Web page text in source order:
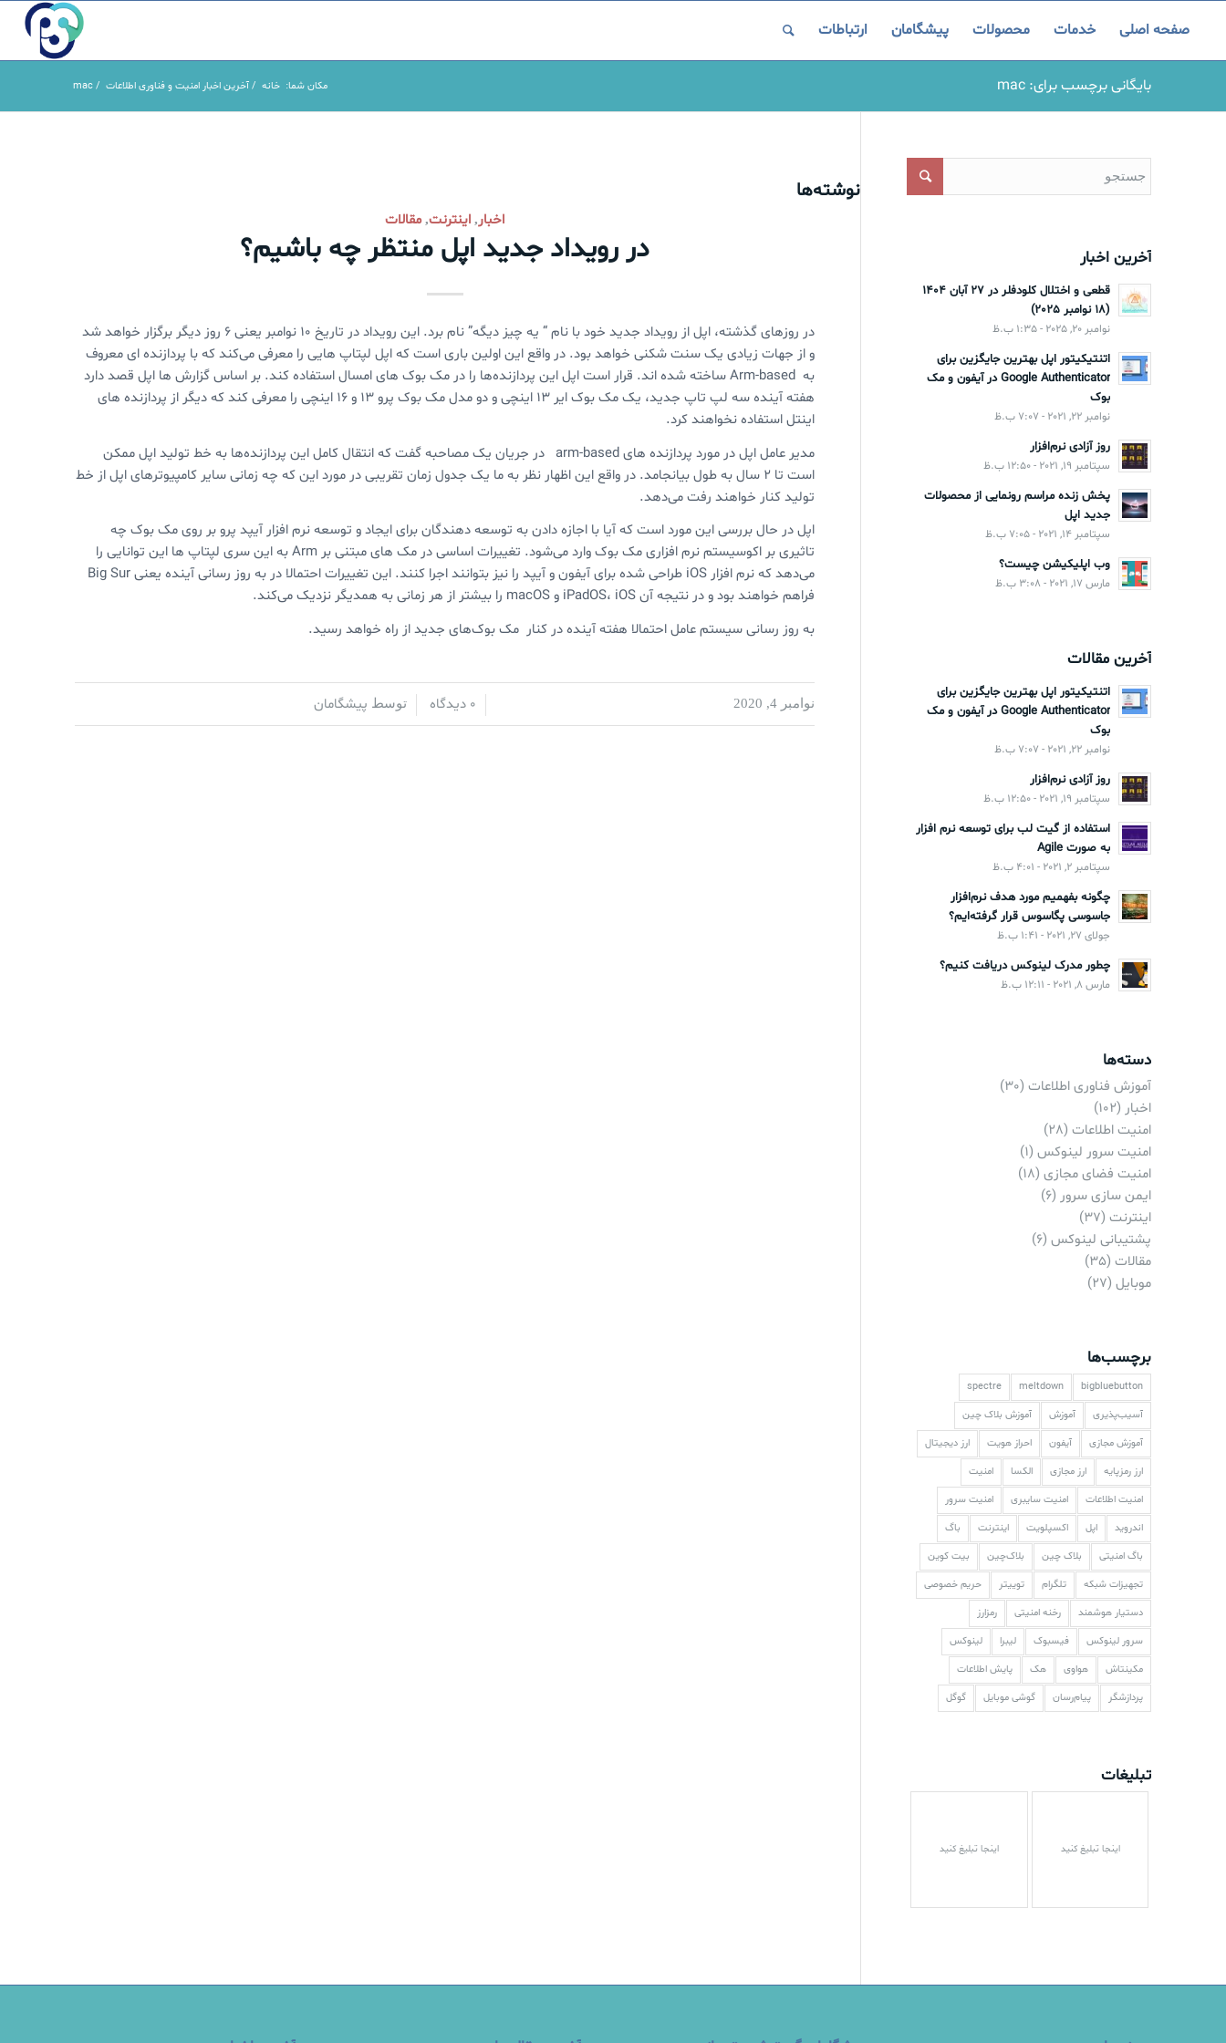
صفحه اصلی خدمات محصولات پیشگامان ارتباطات
بایگانی برچسب برای: mac مکان شما: خانه / آخرین اخبار امنیت و فناوری اطلاعات /
mac
نوشته‌ها
اخبار, اینترنت,مقالات
در رویداد جدید اپل منتظر چه باشیم؟
در روزهای گذشته، اپل از رویداد جدید خود با نام “ یه چیز دیگه” نام برد. این رویداد در تاریخ ۱۰ نوامبر یعنی ۶ روز دیگر برگزار خواهد شد
و از جهات زیادی یک سنت شکنی خواهد بود. در واقع این اولین باری است که اپل لپتاپ هایی را معرفی می‌کند که با پردازنده ای معروف
به Arm-based ساخته شده اند. قرار است اپل این پردازنده‌ها را در مک ‌بوک های امسال استفاده کند. بر اساس گزارش ها اپل قصد دارد
هفته آینده سه لپ تاپ جدید، یک مک بوک ایر ۱۳ اینچی و دو مدل مک بوک پرو ۱۳ و ۱۶ اینچی را معرفی کند که دیگر از پردازنده های
اینتل استفاده نخواهند کرد.
مدیر عامل اپل در مورد پردازنده های arm-based در جریان یک مصاحبه گفت که انتقال کامل این پردازنده‌ها به خط تولید اپل ممکن
است تا ۲ سال به طول بیانجامد. در واقع این اظهار نظر به ما یک جدول زمان تقریبی در مورد این که چه زمانی سایر کامپیوترهای اپل از خط
تولید کنار خواهند رفت می‌دهد.
اپل در حال بررسی این مورد است که آیا با اجازه دادن به توسعه دهندگان برای ایجاد و توسعه نرم افزار آیپد پرو بر روی مک بوک چه
تاثیری بر اکوسیستم نرم افزاری مک بوک وارد می‌شود. تغییرات اساسی در مک های مبتنی بر Arm به این سری لپتاپ ها این توانایی را
فراهم خواهند بود و در نتیجه ‌آن iPadOS، iOS و macOS را بیشتر از هر زمانی به همدیگر نزدیک می‌کند.
به روز رسانی سیستم عامل احتمالا هفته آینده در کنار مک بوک‌های جدید از راه خواهد رسید.
نوامبر 4, 2020 0 دیدگاه
/ توسط پیشگامان
آخرین اخبار
قطعی و اختلال کلودفلر در 27 آبان 1404
(18 نوامبر 2025)
نوامبر 20, 2025 - 1:35 ب.ظ
اتنتیکیتور اپل بهترین جایگزین برای
Google Authenticator در آیفون و مک
بوک
نوامبر 22, 2021 - 7:07 ب.ظ
روز آزادی نرم‌افزار
سپتامبر 19, 2021 - 12:50 ب.ظ
پخش زنده مراسم رونمایی از محصولات
جدید اپل
سپتامبر 14, 2021 - 7:05 ب.ظ
وب اپلیکیشن چیست؟
مارس 17, 2021 - 3:08 ب.ظ
آخرین مقالات
اتنتیکیتور اپل بهترین جایگزین برای
Google Authenticator در آیفون و مک
بوک
نوامبر 22, 2021 - 7:07 ب.ظ
روز آزادی نرم‌افزار
سپتامبر 19, 2021 - 12:50 ب.ظ
استفاده از گیت لب برای توسعه نرم افزار
به صورت Agile
سپتامبر 2, 2021 - 4:01 ب.ظ
چگونه بفهمیم مورد هدف نرم‌افزار
جاسوسی پگاسوس قرار گرفته‌ایم؟
جولای 27, 2021 - 1:41 ب.ظ
چطور مدرک لینوکس دریافت کنیم؟
مارس 8, 2021 - 12:11 ب.ظ
دسته‌ها
آموزش فناوری اطلاعات (30)
اخبار (102)
امنیت اطلاعات (28)
امنیت سرور لینوکس (1)
امنیت فضای مجازی (18)
ایمن سازی سرور (6)
اینترنت (37)
پشتیبانی لینوکس (6)
مقالات (35)
موبایل (27)
برچسب‌ها
bigbluebutton
meltdown
spectre
آسیب‌پذیری آموزش آموزش بلاک چین
آموزش مجازی آیفون احراز هویت ارز دیجیتال
ارز رمزپایه ارز مجازی الکسا امنیت
امنیت اطلاعات امنیت سایبری امنیت سرور
اندروید اپل اکسپلویت اینترنت باگ
باگ امنیتی بلاک چین بلاک‌چین بیت کوین
تجهیزات شبکه تلگرام توییتر حریم خصوصی
دستیار هوشمند رخنه امنیتی رمزارز
سرور لینوکس فیسبوک لیبرا لینوکس
مکینتاش هواوی هک پایش اطلاعات
پردازشگر پیام‌رسان گوشی موبایل گوگل
تبلیغات
اینجا تبلیغ کنید اینجا تبلیغ کنید